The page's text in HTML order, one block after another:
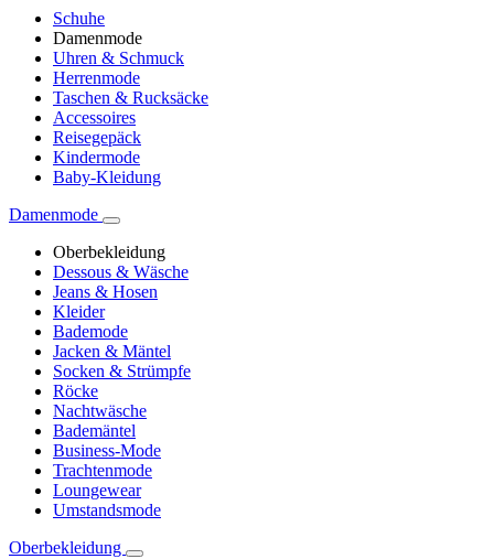
Schuhe
Damenmode
Uhren & Schmuck
Herrenmode
Taschen & Rucksäcke
Accessoires
Reisegepäck
Kindermode
Baby-Kleidung
Damenmode
Oberbekleidung
Dessous & Wäsche
Jeans & Hosen
Kleider
Bademode
Jacken & Mäntel
Socken & Strümpfe
Röcke
Nachtwäsche
Bademäntel
Business-Mode
Trachtenmode
Loungewear
Umstandsmode
Oberbekleidung